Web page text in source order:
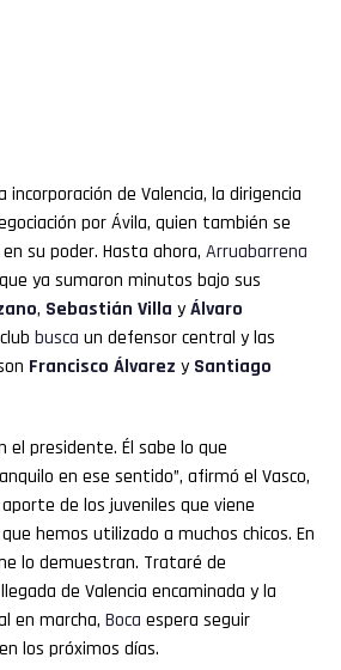
de Valencia, la dirigencia
por Ávila, quien también se
su poder. Hasta ahora, Arruabarrena
ya sumaron minutos bajo sus
, Sebastián Villa yÁlvaro
busca un defensor central y las
Francisco Álvarez y Santiago
el presidente. Él sabe lo que
en ese sentido”, afirmó el Vasco,
de los juveniles que viene
hemos utilizado a muchos chicos. En
lo demuestran. Trataré de
de Valencia encaminada y la
en marcha, Boca espera seguir
los próximos días.